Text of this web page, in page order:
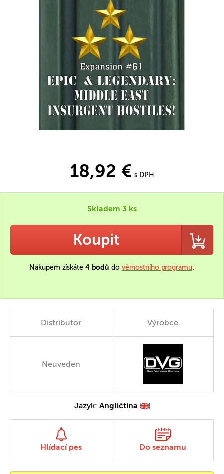
18,92 € s DPH
Skladem 3 ks
Koupit
Nákupem získáte 4 bodů do věrnostního programu.
Distributor Výrobce
Neuveden
Jazyk: Angličtina
Hlídací pes Do seznamu